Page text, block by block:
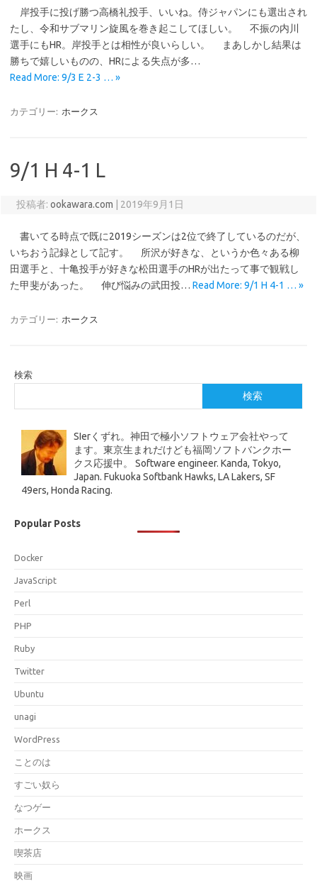
岸投手に投げ勝つ高橋礼投手、いいね。侍ジャパンにも選出され
たし、令和サブマリン旋風を巻き起こしてほしい。 不振の内川
選手にもHR。岸投手とは相性が良いらしい。 まあしかし結果は
勝ちで嬉しいものの、HRによる失点が多…
Read More: 9/3 E 2-3 … »
カテゴリー: ホークス
9/1 H 4-1 L
投稿者: ookawara.com 2019年9月1日
書いてる時点で既に2019シーズンは2位で終了しているのだが、
いちおう記録として記す。 所沢が好きな、というか色々ある柳
田選手と、十亀投手が好きな松田選手のHRが出たって事で観戦し
た甲斐があった。 伸び悩みの武田投… Read More: 9/1 H 4-1 … »
カテゴリー: ホークス
検索
検索
SIerくずれ。神田で極小ソフトウェア会社やって
ます。東京生まれだけども福岡ソフトバンクホー
クス応援中。 Software engineer. Kanda, Tokyo,
Japan. Fukuoka Softbank Hawks, LA Lakers, SF
49ers, Honda Racing.
Popular Posts
Docker
JavaScript
Perl
PHP
Ruby
Twitter
Ubuntu
unagi
WordPress
ことのは
すごい奴ら
なつゲー
ホークス
喫茶店
映画